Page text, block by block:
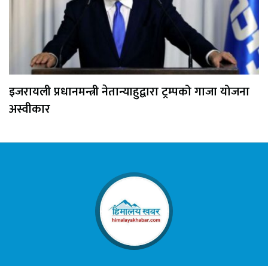
इजरायली प्रधानमन्त्री नेतान्याहुद्वारा ट्रम्पको गाजा योजना
अस्वीकार